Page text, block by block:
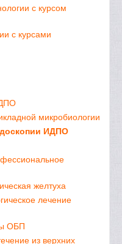
с курсом
с курсами
микробиологии
ИДПО
Механическая желтуха
лечение
ОБП
из верхних